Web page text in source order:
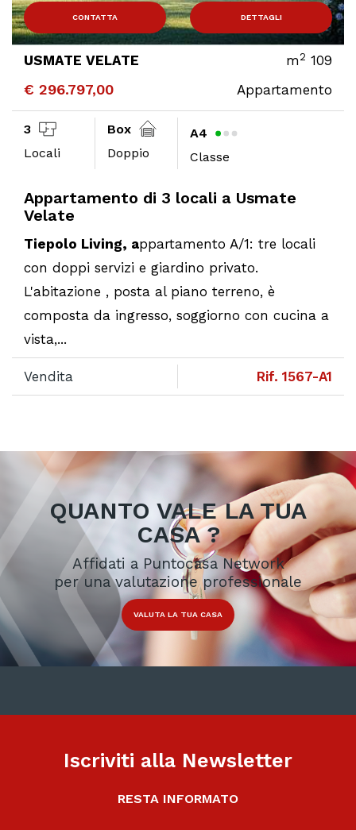
DETTAGLI
VELATE
Appartamento
Box
Doppio
A4
Classe
di 3 locali a Usmate
appartamento A/1: tre locali
servizi e giardino privato.
, posta al piano terreno, è
da ingresso, soggiorno con cucina a
€
Vendita
QUANTO VALE LA TUA
CASA ?
Affidati a Puntocasa Network
per una valutazione professionale
VALUTA LA TUA CASA
Iscriviti alla Newsletter
RESTA INFORMATO